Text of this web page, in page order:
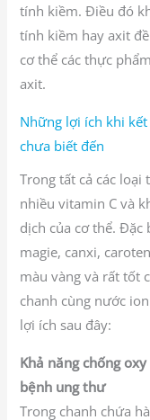
tính kiềm. Điều đó
tính kiềm hay axit
cơ thể các thực
axit.
Những lợi ích khi
chưa biết đến
Trong tất cả các loại
nhiều vitamin C và
dịch của cơ thể. Đặc
magie, canxi,
màu vàng và rất tốt
chanh cùng nước
lợi ích sau đây:
Khả năng chống
bệnh ung thư
Trong chanh chứa